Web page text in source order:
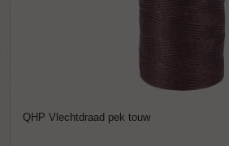
QHP Vlechtdraad pek touw